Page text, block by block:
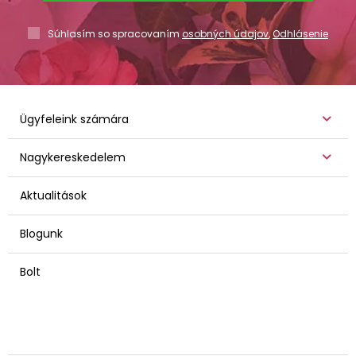
Súhlasím so spracovaním osobných údajov,Odhlásenie
Ügyfeleink számára
Nagykereskedelem
Aktualitások
Blogunk
Bolt